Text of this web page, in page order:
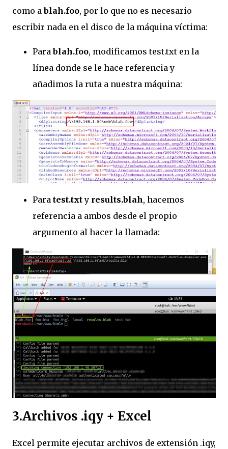
como ablah.foo, por lo que no es necesario
escribir nada en el disco de la máquina víctima:
Parablah.foo, modificamos test.txt en la
línea donde se le hace referencia y
añadimos la ruta a nuestra máquina:
Para test.txty results.blah, hacemos
referencia a ambos desde el propio
argumento al hacer la llamada:
3.Archivos .iqy + Excel
Excel permite ejecutar archivos de extensión .iqy,